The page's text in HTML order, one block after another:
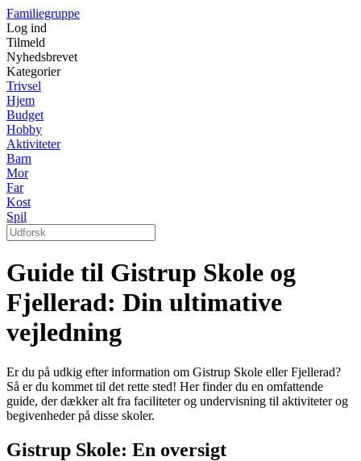
Familiegruppe
Log ind
Tilmeld
Nyhedsbrevet
Kategorier
Trivsel
Hjem
Budget
Hobby
Aktiviteter
Barn
Mor
Far
Kost
Spil
Guide til Gistrup Skole og
Fjellerad: Din ultimative
vejledning
Er du på udkig efter information om Gistrup Skole eller Fjellerad?
Så er du kommet til det rette sted! Her finder du en omfattende
guide, der dækker alt fra faciliteter og undervisning til aktiviteter og
begivenheder på disse skoler.
Gistrup Skole: En oversigt